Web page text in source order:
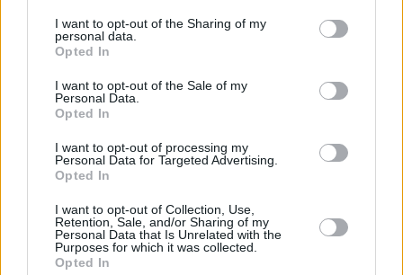
de su consentimiento, pero usted tiene el derecho de
rechazar tal procesamiento. Sus preferencias se aplicarán
cualquier momento entrando de nuevo en este sitio web o
visitando nuestra política de privacidad.
I want to opt-out of the Sharing of my
personal data.
Opted In
I want to opt-out of the Sale of my
Personal Data.
Opted In
I want to opt-out of processing my
Personal Data for Targeted Advertising.
Opted In
I want to opt-out of Collection, Use,
Retention, Sale, and/or Sharing of my
Personal Data that Is Unrelated with the
Purposes for which it was collected.
Opted In